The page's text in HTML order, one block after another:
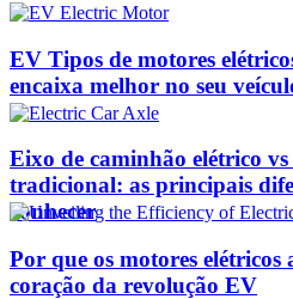
EV Tipos de motores
encaixa melhor no seu
Eixo de caminhão elétrico
tradicional: as principais
conhecer
Por que os motores elétricos
coração da revolução EV